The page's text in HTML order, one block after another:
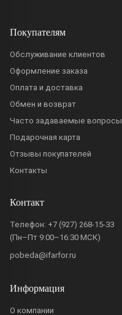
Покупателям
Обслуживание клиентов
Оформление заказа
Оплата и доставка
Обмен и возврат
Часто задаваемые вопросы
Подарочная карта
Отзывы покупателей
Контакты
Контакт
Телефон: +7 (927) 268-15-33
(Пн–Пт 9:00–16:30 МСК)
pobeda@ifarfor.ru
Информация
О компании